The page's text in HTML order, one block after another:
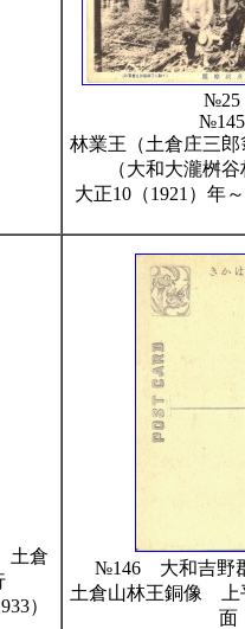
林業王（土倉庄三
（大和大瀧桝
大正10（1921）年
土倉
）
№146 大和吉野
土倉山林王銅像 上
面